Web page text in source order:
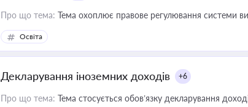
Про що тема: Тема охоплює правове регулювання системи
Освіта
Декларування іноземних доходів +6
Про що тема: Тема стосується обов’язку декларування